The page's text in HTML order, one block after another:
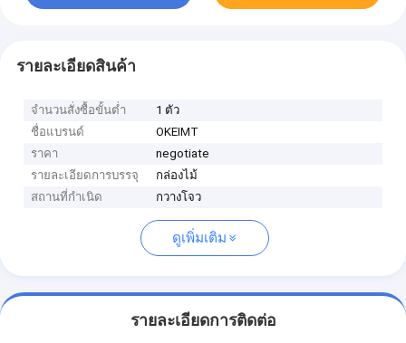
รายละเอียดสินค้า
จำนวนสั่งซื้อขั้นต่ำ
1 ตัว
ชื่อแบรนด์
OKEIMT
ราคา
negotiate
รายละเอียดการบรรจุ
กล่องไม้
สถานที่กำเนิด
กวางโจว
ดูเพิ่มเติม
รายละเอียดการติดต่อ